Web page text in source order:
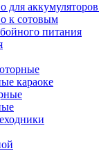
для
к сотовым
питания
караоке